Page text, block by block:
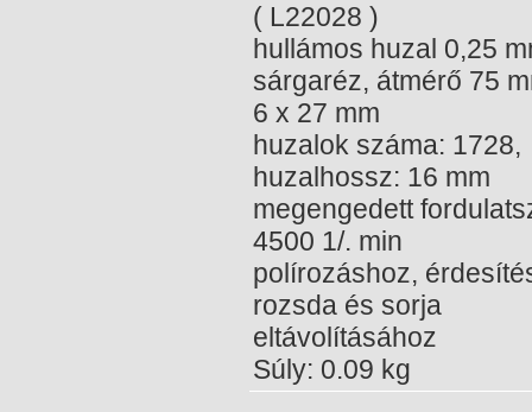
( L22028 )
hullámos huzal 0,25
sárgaréz, átmérő 75
6 x 27 mm
huzalok száma: 1728,
huzalhossz: 16 mm
megengedett
4500 1/. min
polírozáshoz,
rozsda és sorja
eltávolításához
Súly: 0.09 kg